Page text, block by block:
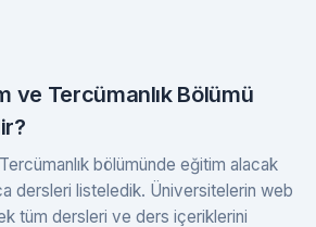
ve Tercümanlık Bölümü
bölümünde eğitim alacak
dersleri listeledik. Üniversitelerin web
tüm dersleri ve ders içeriklerini